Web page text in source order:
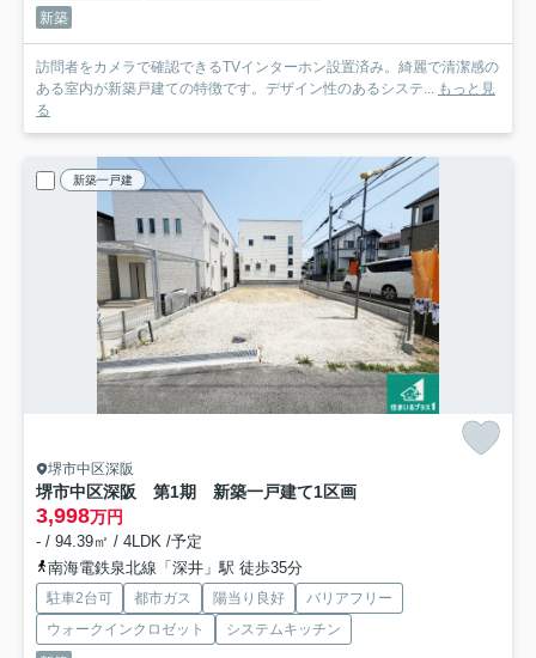
新築
訪問者をカメラで確認できるTVインターホン設置済み。綺麗で清潔感の
ある室内が新築戸建ての特徴です。デザイン性のあるシステ... もっと見
る
新築一戸建
堺市中区深阪
堺市中区深阪 第1期 新築一戸建て1区画
3,998万円
- / 94.39㎡ / 4LDK /予定
南海電鉄泉北線「深井」駅 徒歩35分
駐車2台可 都市ガス 陽当り良好
バリアフリー
ウォークインクロゼット
システムキッチン